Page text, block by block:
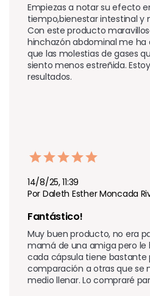
Empiezas a notar su efecto
tiempo,bienestar intestinal y
Con este producto
hinchazón abdominal me ha
que las molestias de gases
siento menos estreñida.
resultados.
14/8/25, 11:39
Por Daleth Esther Moncada
Fantástico!
Muy buen producto, no era
mamá de una amiga pero le
cada cápsula tiene bastante
comparación a otras que se
medio llenar. Lo compraré